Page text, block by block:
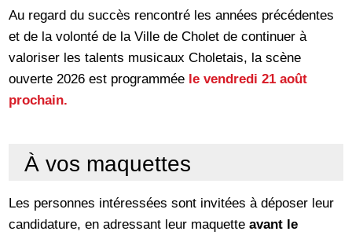
Au regard du succès rencontré les années précédentes
et de la volonté de la Ville de Cholet de continuer à
valoriser les talents musicaux Choletais, la scène
ouverte 2026 est programmée le vendredi 21 août
prochain.
À vos maquettes
Les personnes intéressées sont invitées à déposer leur
candidature, en adressant leur maquetteavant le